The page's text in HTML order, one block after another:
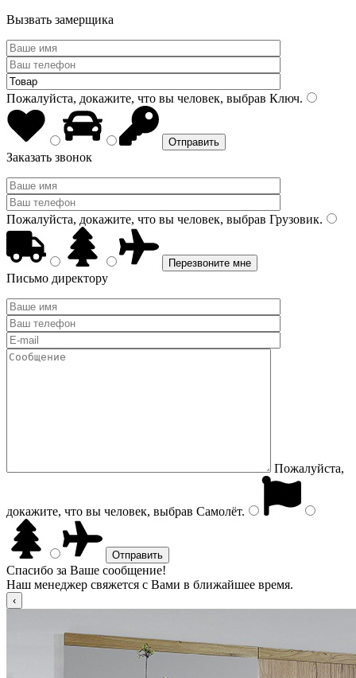
Вызвать замерщика
Пожалуйста, докажите, что вы человек, выбрав Ключ.
Заказать звонок
Пожалуйста, докажите, что вы человек, выбрав Грузовик.
Письмо директору
Пожалуйста,
докажите, что вы человек, выбрав Самолёт.
Спасибо за Ваше сообщение!
Наш менеджер свяжется с Вами в ближайшее время.